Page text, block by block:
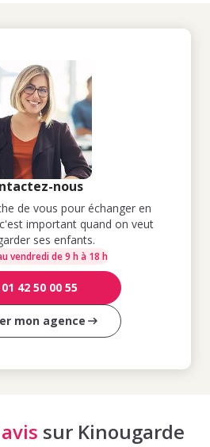
nous
de vous pour échanger en
important quand on veut
ses enfants.
vendredi de 9 h à 18 h
01 42 50 00 55
mon agence
sur Kinougarde